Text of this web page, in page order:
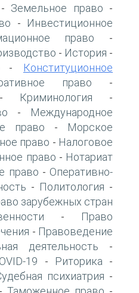
- Земельное право -
-
Инвестиционное
право -
- История -
-
Конституционное
право -
Криминология -
-
Международное
право -
Морское
право - Налоговое
право - Нотариат
право - Оперативно-
- Политология -
зарубежных стран
-
Право
- Правоведение
деятельность -
19 - Риторика -
психиатрия -